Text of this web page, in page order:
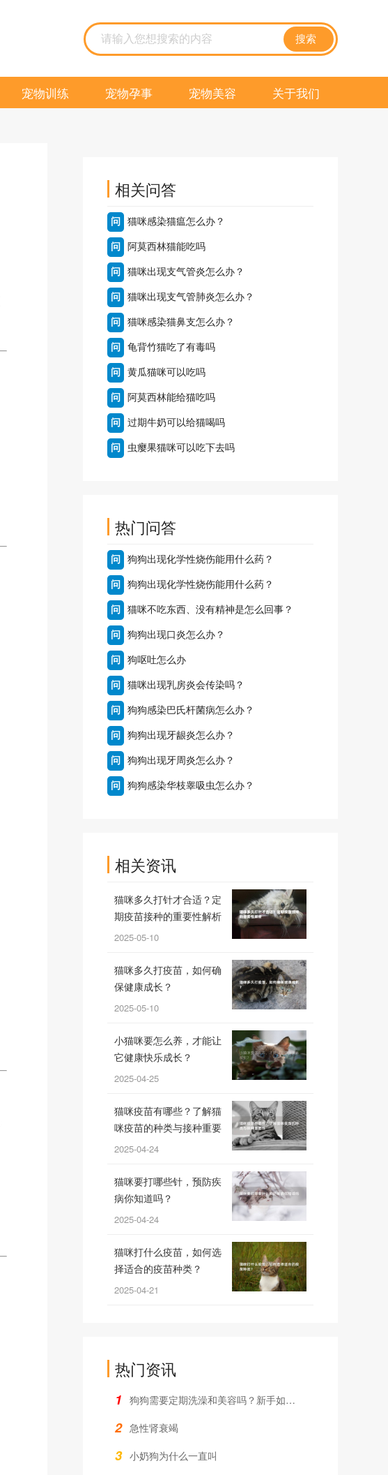
搜索
宠物训练 宠物孕事 宠物美容 关于我们
相关问答
问 猫咪感染猫瘟怎么办？
问 阿莫西林猫能吃吗
问 猫咪出现支气管炎怎么办？
问 猫咪出现支气管肺炎怎么办？
问 猫咪感染猫鼻支怎么办？
问 龟背竹猫吃了有毒吗
问 黄瓜猫咪可以吃吗
问 阿莫西林能给猫吃吗
问 过期牛奶可以给猫喝吗
问 虫瘿果猫咪可以吃下去吗
热门问答
问 狗狗出现化学性烧伤能用什么药？
问 狗狗出现化学性烧伤能用什么药？
问 猫咪不吃东西、没有精神是怎么回事？
问 狗狗出现口炎怎么办？
问 狗呕吐怎么办
问 猫咪出现乳房炎会传染吗？
问 狗狗感染巴氏杆菌病怎么办？
问 狗狗出现牙龈炎怎么办？
问 狗狗出现牙周炎怎么办？
问 狗狗感染华枝睾吸虫怎么办？
相关资讯
猫咪多久打针才合适？定
期疫苗接种的重要性解析
2025-05-10
猫咪多久打疫苗，如何确
保健康成长？
2025-05-10
小猫咪要怎么养，才能让
它健康快乐成长？
2025-04-25
猫咪疫苗有哪些？了解猫
咪疫苗的种类与接种重要
性
2025-04-24
猫咪要打哪些针，预防疾
病你知道吗？
2025-04-24
猫咪打什么疫苗，如何选
择适合的疫苗种类？
2025-04-21
热门资讯
1 狗狗需要定期洗澡和美容吗？新手如何操作？
2 急性肾衰竭
3 小奶狗为什么一直叫